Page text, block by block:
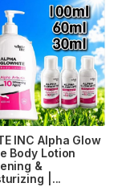
INC Alpha Glow
Body Lotion
&
|...